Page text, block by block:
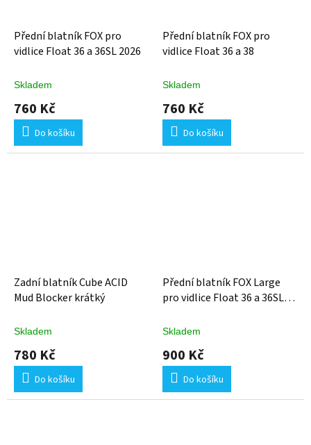
Přední blatník FOX pro
vidlice Float 36 a 36SL 2026
Skladem
760 Kč
Do košíku
Přední blatník FOX pro
vidlice Float 36 a 38
Skladem
760 Kč
Do košíku
Zadní blatník Cube ACID
Mud Blocker krátký
Skladem
780 Kč
Do košíku
Přední blatník FOX Large
pro vidlice Float 36 a 36SL
Skladem
900 Kč
Do košíku